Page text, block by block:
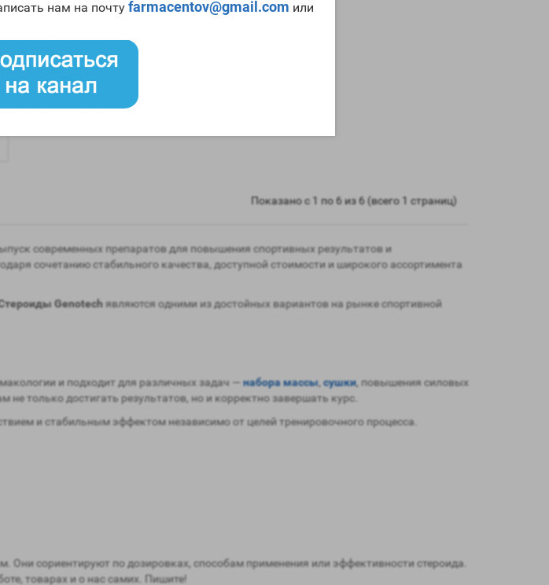
нам на почту farmacentov@gmail.com или
Показано с 1 по 6 из 6 (всего 1 страниц)
современных препаратов для повышения спортивных результатов и
сочетанию стабильного качества, доступной стоимости и широкого ассортимента
Genotechявляются одними из достойных вариантов на рынке спортивной
и подходит для различных задач — набора массы ,сушки, повышения силовых
не только достигать результатов, но и корректно завершать курс.
и стабильным эффектом независимо от целей тренировочного процесса.
сориентируют по дозировках, способам применения или эффективности стероида.
товарах и о нас самих. Пишите!